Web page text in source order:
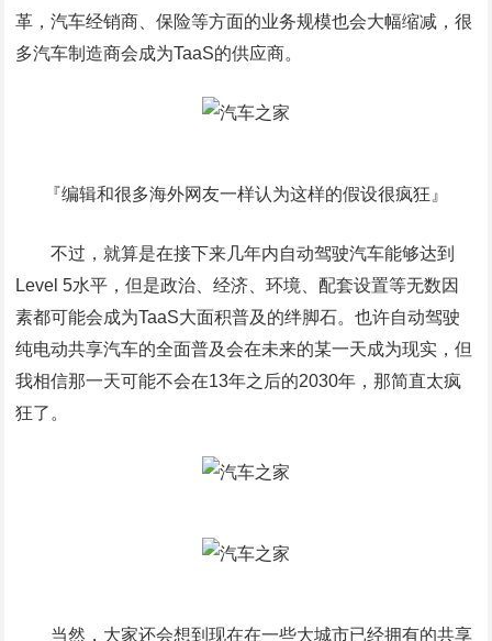
革，汽车经销商、保险等方面的业务规模也会大幅缩减，很
多汽车制造商会成为TaaS的供应商。
『编辑和很多海外网友一样认为这样的假设很疯狂』
不过，就算是在接下来几年内自动驾驶汽车能够达到
Level 5水平，但是政治、经济、环境、配套设置等无数因
素都可能会成为TaaS大面积普及的绊脚石。也许自动驾驶
纯电动共享汽车的全面普及会在未来的某一天成为现实，但
我相信那一天可能不会在13年之后的2030年，那简直太疯
狂了。
当然，大家还会想到现在在一些大城市已经拥有的共享